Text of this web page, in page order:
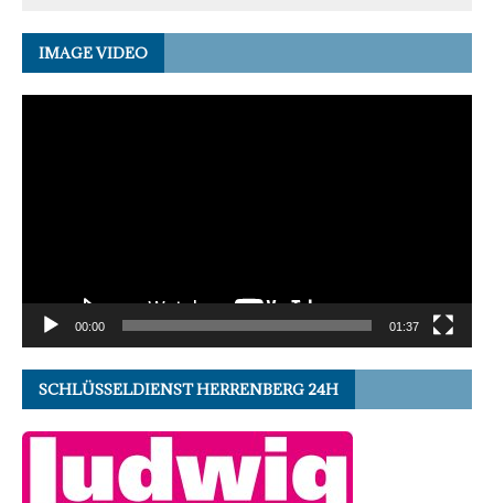
IMAGE VIDEO
00:00 01:37
SCHLÜSSELDIENST HERRENBERG 24H